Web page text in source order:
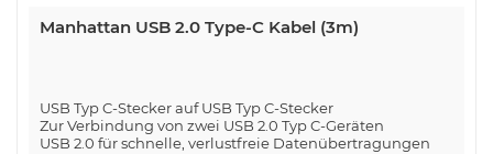
Manhattan USB 2.0 Type-C Kabel (3m)
USB Typ C-Stecker auf USB Typ C-Stecker
Zur Verbindung von zwei USB 2.0 Typ C-Geräten
USB 2.0 für schnelle, verlustfreie Datenübertragungen